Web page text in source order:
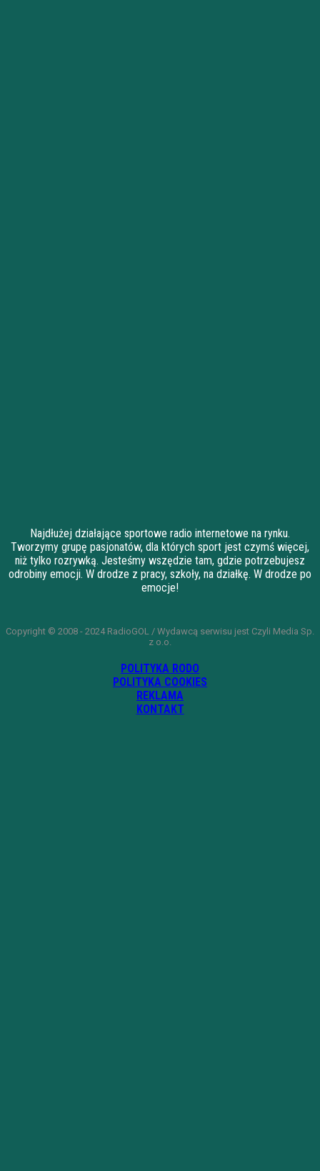
Najdłużej działające sportowe radio internetowe na rynku.
Tworzymy grupę pasjonatów, dla których sport jest czymś więcej,
niż tylko rozrywką. Jesteśmy wszędzie tam, gdzie potrzebujesz
odrobiny emocji. W drodze z pracy, szkoły, na działkę. W drodze po
emocje!
Copyright © 2008 - 2024 RadioGOL / Wydawcą serwisu jest Czyli Media Sp.
z o.o.
POLITYKA RODO
POLITYKA COOKIES
REKLAMA
KONTAKT